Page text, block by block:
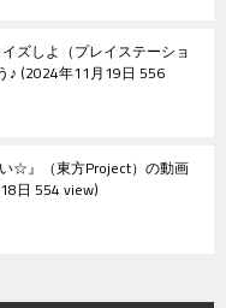
ズしよ（プレイステーショ
♪ 2024年11月19日 556
い☆』（東方Project）の動画
日 554 view